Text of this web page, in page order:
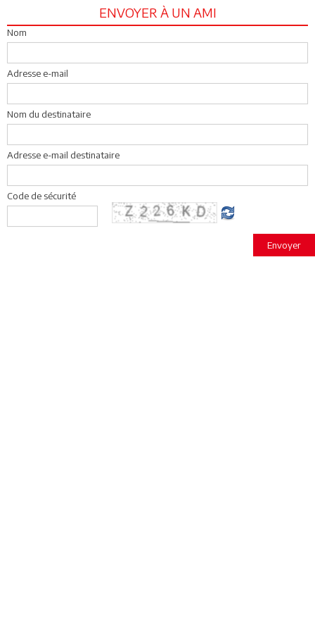
ENVOYER À UN AMI
Nom
Adresse e-mail
Nom du destinataire
Adresse e-mail destinataire
Code de sécurité
Envoyer